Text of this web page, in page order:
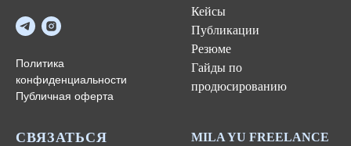
Политика
конфиденциальности
Публичная оферта
Кейсы
Публикации
Резюме
Гайды по
продюсированию
СВЯЗАТЬСЯ MILA YU FREELANCE